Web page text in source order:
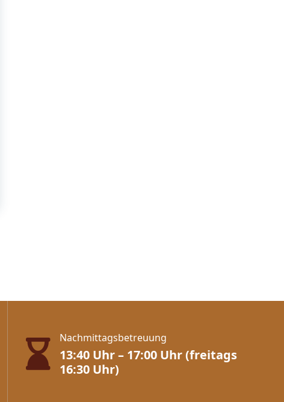
Nachmittagsbetreuung
13:40 Uhr – 17:00 Uhr (freitags
16:30 Uhr)